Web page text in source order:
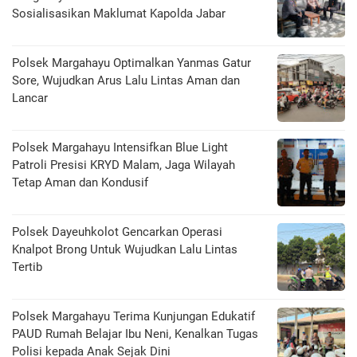
Sosialisasikan Maklumat Kapolda Jabar
Polsek Margahayu Optimalkan Yanmas Gatur
Sore, Wujudkan Arus Lalu Lintas Aman dan
Lancar
Polsek Margahayu Intensifkan Blue Light
Patroli Presisi KRYD Malam, Jaga Wilayah
Tetap Aman dan Kondusif
Polsek Dayeuhkolot Gencarkan Operasi
Knalpot Brong Untuk Wujudkan Lalu Lintas
Tertib
Polsek Margahayu Terima Kunjungan Edukatif
PAUD Rumah Belajar Ibu Neni, Kenalkan Tugas
Polisi kepada Anak Sejak Dini